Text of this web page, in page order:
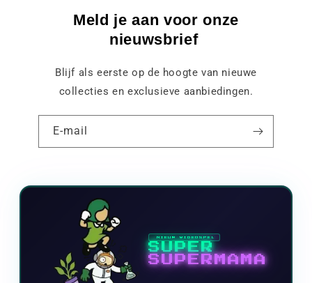
Meld je aan voor onze
nieuwsbrief
Blijf als eerste op de hoogte van nieuwe
collecties en exclusieve aanbiedingen.
E-mail
NIEUW VIDEOSPEL
SUPER
SUPERMAMA